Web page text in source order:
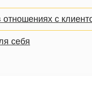
отношениях с
себя